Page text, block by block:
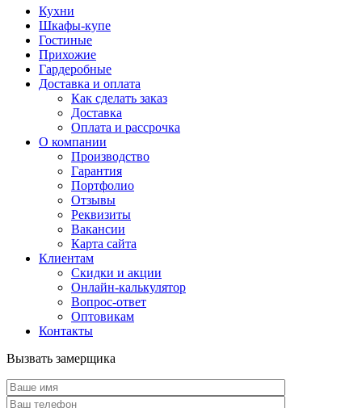
Кухни
Шкафы-купе
Гостиные
Прихожие
Гардеробные
Доставка и оплата
Как сделать заказ
Доставка
Оплата и рассрочка
О компании
Производство
Гарантия
Портфолио
Отзывы
Реквизиты
Вакансии
Карта сайта
Клиентам
Скидки и акции
Онлайн-калькулятор
Вопрос-ответ
Оптовикам
Контакты
Вызвать замерщика